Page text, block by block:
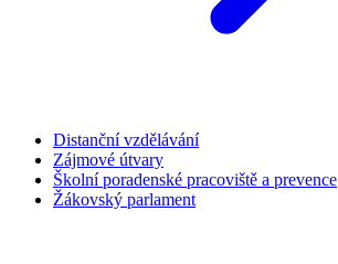
Distanční vzdělávání
Zájmové útvary
Školní poradenské pracoviště a prevence
Žákovský parlament